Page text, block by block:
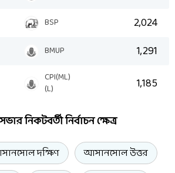
BSP 2,024
BMUP 1,291
CPI(ML)
(L)
1,185
নিকটবর্তী নির্বাচন ক্ষেত্র
দক্ষিণ
আসানসোল উত্তর